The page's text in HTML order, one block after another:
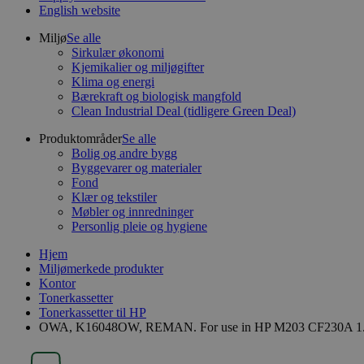
English website
MiljøSe alle
Sirkulær økonomi
Kjemikalier og miljøgifter
Klima og energi
Bærekraft og biologisk mangfold
Clean Industrial Deal (tidligere Green Deal)
ProduktområderSe alle
Bolig og andre bygg
Byggevarer og materialer
Fond
Klær og tekstiler
Møbler og innredninger
Personlig pleie og hygiene
Hjem
Miljømerkede produkter
Kontor
Tonerkassetter
Tonerkassetter til HP
OWA, K16048OW, REMAN. For use in HP M203 CF230A